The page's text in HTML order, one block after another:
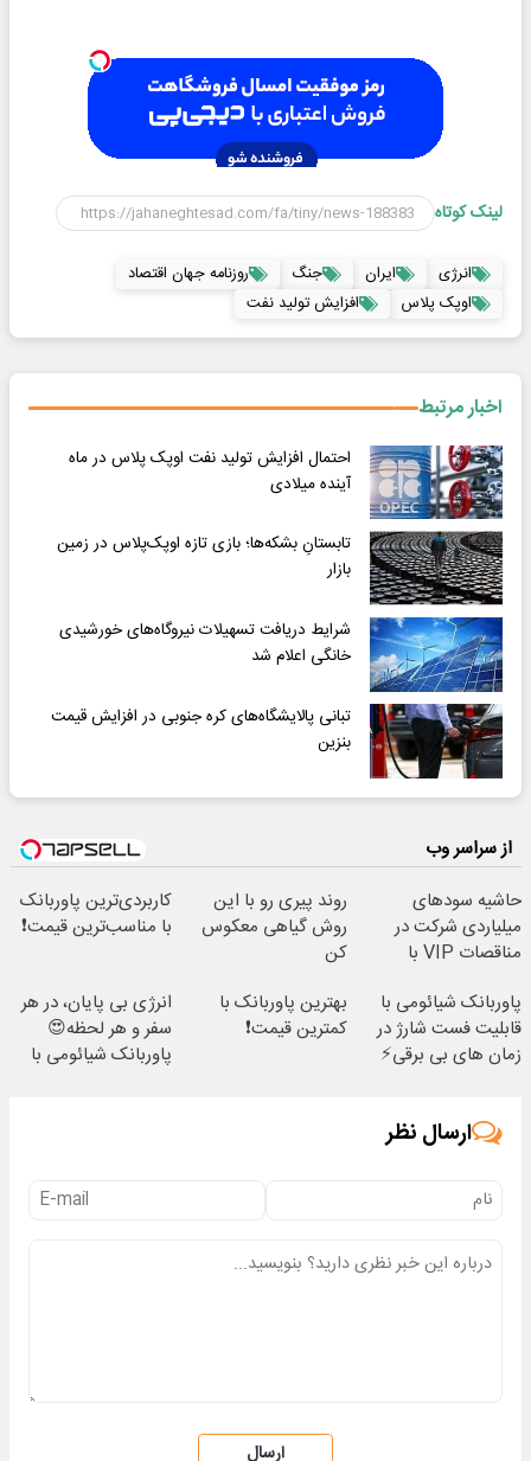
لینک کوتاه
انرژی ایران جنگ
روزنامه جهان اقتصاد
اوپک پلاس
افزایش تولید نفت
اخبار مرتبط
احتمال افزایش تولید نفت اوپک پلاس در ماه
آینده میلادی
تابستانِ بشکه‌ها؛ بازی تازه اوپک‌پلاس در زمین
بازار
شرایط دریافت تسهیلات نیروگاه‌های خورشیدی
خانگی اعلام شد
تبانی پالایشگاه‌های کره جنوبی در افزایش قیمت
بنزین
از سراسر وب
حاشیه سودهای
میلیاردی شرکت در
مناقصات VIP با
روند پیری رو با این
روش گیاهی معکوس
کن
کاربردی‌ترین پاوربانک
با مناسب‌ترین قیمت❗
پاوربانک شیائومی با
قابلیت فست شارژ در
زمان های بی برقی⚡
بهترین پاوربانک با
کمترین قیمت❗
انرژی بی پایان، در هر
سفر و هر لحظه😍
پاوربانک شیائومی با
ارسال نظر
ارسال